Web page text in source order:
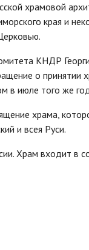
храмовой
края и
КНДР
о
в июле того же
храма,
и всея Руси.
Храм входит в